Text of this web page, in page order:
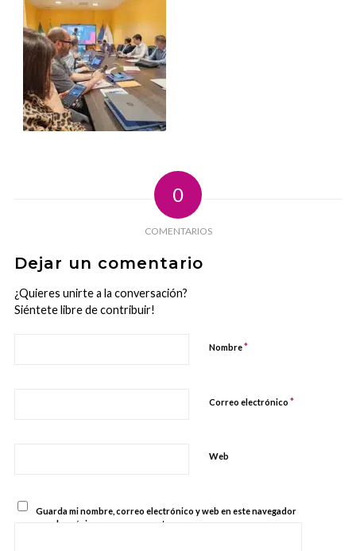
0
COMENTARIOS
Dejar un comentario
¿Quieres unirte a la conversación?
Siéntete libre de contribuir!
Nombre*
Correo electrónico *
Web
Guarda mi nombre, correo electrónico y web en este navegador
para la próxima vez que comente.